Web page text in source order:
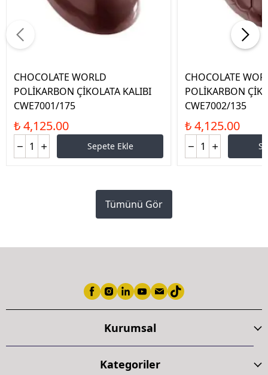
CHOCOLATE WORLD
POLİKARBON ÇİKOLATA KALIBI
CWE7001/175
₺ 4,125.00
Sepete Ekle
CHOCOLATE
POLİKARBON
CWE7002/135
₺ 4,125.00
Tümünü Gör
Kurumsal
Kategoriler